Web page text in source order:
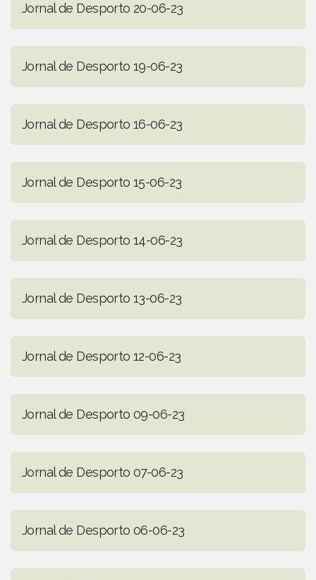
Jornal de Desporto 20-06-23
Jornal de Desporto 19-06-23
Jornal de Desporto 16-06-23
Jornal de Desporto 15-06-23
Jornal de Desporto 14-06-23
Jornal de Desporto 13-06-23
Jornal de Desporto 12-06-23
Jornal de Desporto 09-06-23
Jornal de Desporto 07-06-23
Jornal de Desporto 06-06-23